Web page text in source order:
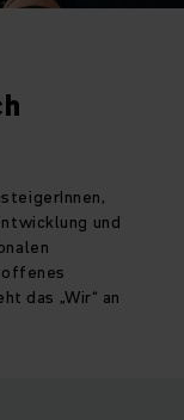
und
das „Wir“ an